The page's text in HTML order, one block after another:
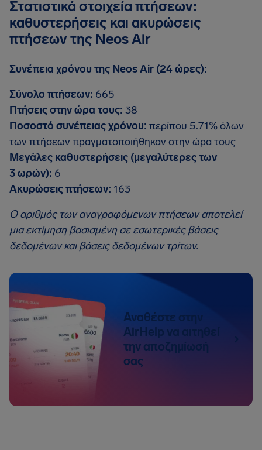
Στατιστικά στοιχεία πτήσεων:
καθυστερήσεις και ακυρώσεις
πτήσεων της Neos Air
Συνέπεια χρόνου της Neos Air (24 ώρες):
Σύνολο πτήσεων: 665
Πτήσεις στην ώρα τους: 38
Ποσοστό συνέπειας χρόνου: περίπου 5.71% όλων
των πτήσεων πραγματοποιήθηκαν στην ώρα τους
Μεγάλες καθυστερήσεις (μεγαλύτερες των
3 ωρών): 6
Ακυρώσεις πτήσεων: 163
Ο αριθμός των αναγραφόμενων πτήσεων αποτελεί
μια εκτίμηση βασισμένη σε εσωτερικές βάσεις
δεδομένων και βάσεις δεδομένων τρίτων.
Αναθέστε στην
AirHelp να αιτηθεί
την αποζημίωσή
σας